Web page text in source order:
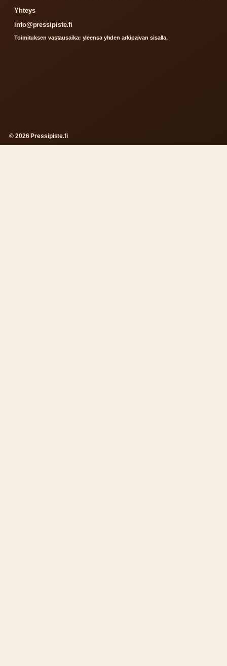
Yhteys
info@pressipiste.fi
Toimituksen vastausaika: yleensa yhden arkipaivan sisalla.
© 2026 Pressipiste.fi